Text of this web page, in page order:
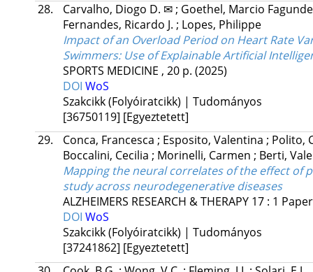
28.
Carvalho, Diogo D. ✉ ; Goethel, Marcio
Fernandes, Ricardo J. ; Lopes, Philippe
Impact of an Overload Period on Heart Rate
Swimmers: Use of Explainable Artificial
SPORTS MEDICINE , 20 p. (2025)
DOI WoS
Szakcikk (Folyóiratcikk) | Tudományos
[36750119] [Egyeztetett]
29.
Conca, Francesca ; Esposito, Valentina ; Polito,
Boccalini, Cecilia ; Morinelli, Carmen ; Berti,
Mapping the neural correlates of the effect of
study across neurodegenerative diseases
ALZHEIMERS RESEARCH & THERAPY 17: 1
DOI WoS
Szakcikk (Folyóiratcikk) | Tudományos
[37241862] [Egyeztetett]